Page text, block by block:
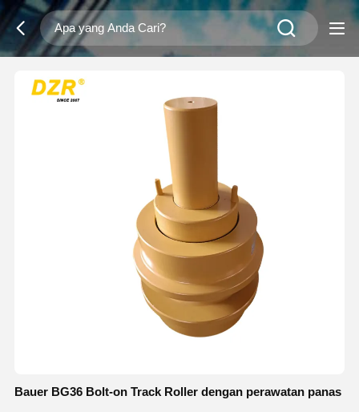
Bauer BG36 Bolt-on Track Roller dengan perawatan panas